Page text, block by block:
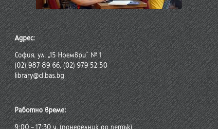
Адрес:
София, ул. „15 Ноември“ № 1
(02) 987 89 66, (02) 979 52 50
library@cl.bas.bg
Работно време:
9:00 – 17:30 ч. (понеделник до петък)